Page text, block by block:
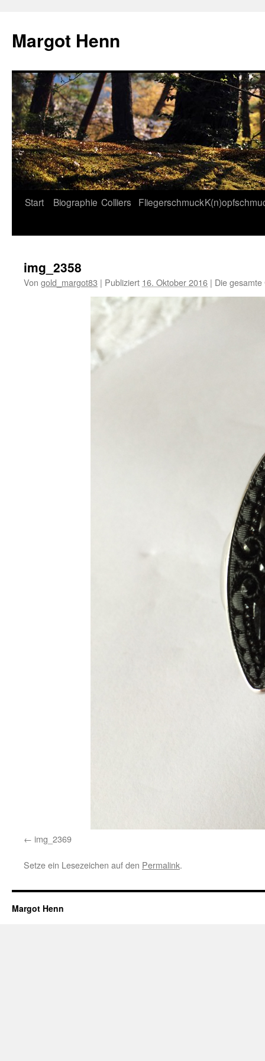
Margot Henn
Start Biographie Colliers Fliegerschmuck
img_2358
Von gold_margot83 | Publiziert 16. Oktober 2016 | Die
img_2369
Setze ein Lesezeichen auf den Permalink.
Margot Henn